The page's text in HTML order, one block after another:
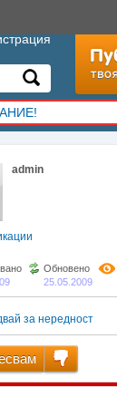
admin
Обновено
25.05.2009
за нередност